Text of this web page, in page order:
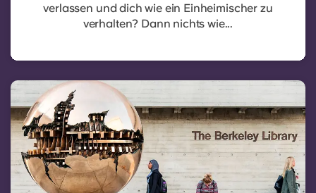
verlassen und dich wie ein Einheimischer zu
verhalten? Dann nichts wie...